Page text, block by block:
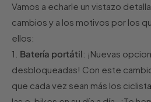
Vamos a echarle un vistazo
cambios y a los motivos por los
ellos:
1. Batería portátil: ¡Nuevas
desbloqueadas! Con este
que cada vez sean más los